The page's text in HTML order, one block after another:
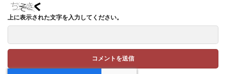
上に表示された文字を入力してください。